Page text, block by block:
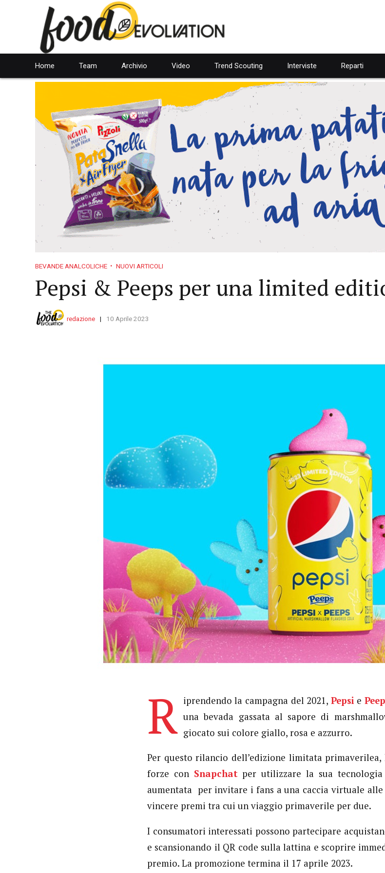
Home Team Archivio Video Trend Scouting Interviste Reparti
BEVANDE ANALCOLICHE NUOVI ARTICOLI
Pepsi & Peeps per una limited
redazione 10 Aprile 2023
R iprendendo la campagna del 2021, Pepsi e
una bevada gassata al sapore di
giocato sui colore giallo, rosa e azzurro.
Per questo rilancio dell’edizione limitata primaverilea,
forze con Snapchatper utilizzare la sua tecnologia
aumentata per invitare i fans a una caccia virtuale
vincere premi tra cui un viaggio primaverile per due.
I consumatori interessati possono partecipare
e scansionando il QR code sulla lattina e scoprire
premio. La promozione termina il 17 aprile 2023.